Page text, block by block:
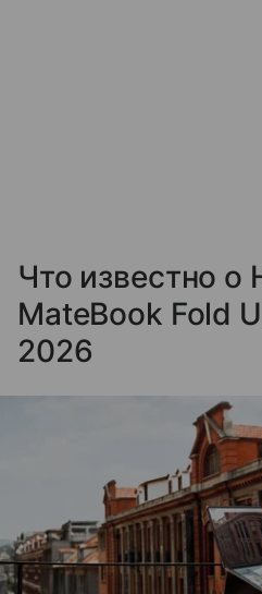
Что известно о
MateBook Fold
2026